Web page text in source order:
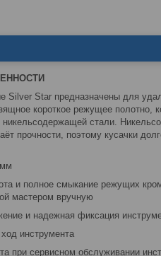
Silver Star предназначены для
короткое режущее полотно,
никельсодержащей стали.
прочности, поэтому кусачки
и полное смыкание режущих
мастером вручную
и надежная фиксация
инструмента
при сервисном обслуживании